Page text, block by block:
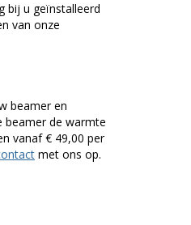
bij u geïnstalleerd
van onze
beamer en
beamer de warmte
vanaf € 49,00 per
met ons op.